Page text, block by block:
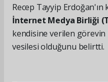
Recep Tayyip
İnternet Medya Birliği
kendisine verilen
vesilesi olduğunu belirtti.